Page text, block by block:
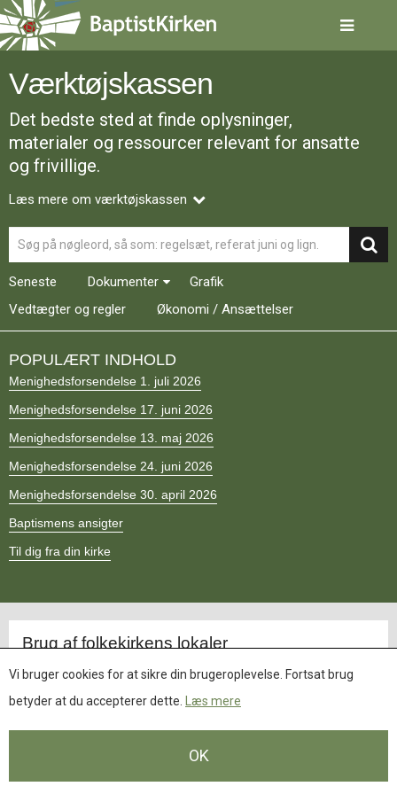
Spring
menu
over
gå
indhold Vend
tilbage
forsiden
1.0:
Forside
3.0:
Kalender
4.0:
Inspiration
5.0:
6.0:
Mission
7.0:
Om
9.0:
Forside
10.0:
Nyheder
11.0:
Kalender
13.0:
Værktøjskassen
14.0:
Mission
15.0:
BaptistKirken
16.0:
Kontakt
Værktøjskassen
Det bedste sted at finde oplysninger,
materialer og ressourcer relevant for ansatte
og frivillige.
Læs mere om værktøjskassen
Seneste Dokumenter
Grafik
Vedtægter og regler
Økonomi / Ansættelser
POPULÆRT INDHOLD
Menighedsforsendelse 1. juli 2026
Menighedsforsendelse 17. juni 2026
Menighedsforsendelse 13. maj 2026
Menighedsforsendelse 24. juni 2026
Menighedsforsendelse 30. april 2026
Baptismens ansigter
Til dig fra din kirke
Brug af folkekirkens lokaler
Stående tilladelse fra alle landets biskopper til udlån af kirken
Vi bruger cookies for at sikre din brugeroplevelse. Fortsat brug
betyder at du accepterer dette.
Læs mere
OK